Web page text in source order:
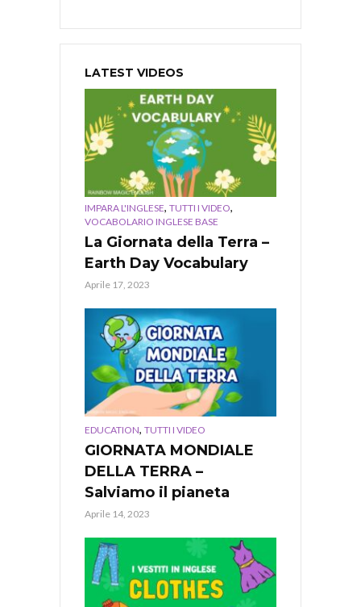
LATEST VIDEOS
IMPARA L'INGLESE, TUTTI I VIDEO,
VOCABOLARIO INGLESE BASE
La Giornata della Terra –
Earth Day Vocabulary
Aprile 17, 2023
EDUCATION, TUTTI I VIDEO
GIORNATA MONDIALE
DELLA TERRA –
Salviamo il pianeta
Aprile 14, 2023